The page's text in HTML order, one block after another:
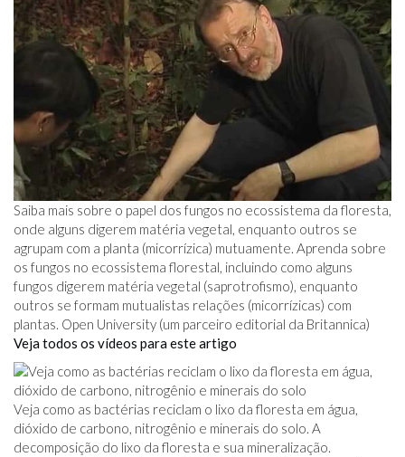
Saiba mais sobre o papel dos fungos no ecossistema da floresta,
onde alguns digerem matéria vegetal, enquanto outros se
agrupam com a planta (micorrízica) mutuamente. Aprenda sobre
os fungos no ecossistema florestal, incluindo como alguns
fungos digerem matéria vegetal (saprotrofismo), enquanto
outros se formam mutualistas relações (micorrízicas) com
plantas. Open University (um parceiro editorial da Britannica)
Veja todos os vídeos para este artigo
Veja como as bactérias reciclam o lixo da floresta em água,
dióxido de carbono, nitrogênio e minerais do solo. A
decomposição do lixo da floresta e sua mineralização.